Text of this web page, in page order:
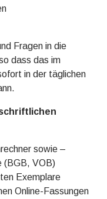
Fragen in die
dass das im
in der täglichen
sowie –
(BGB, VOB)
Exemplare
Online-Fassungen